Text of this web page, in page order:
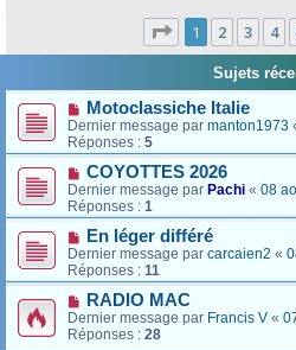
Page 1sur
1 2 3 4
Sujets
Motoclassiche Italie
Dernier message par manton1973
Réponses : 5
COYOTTES 2026
Dernier message par Pachi « 08
Réponses : 1
En léger différé
Dernier message par carcaien2 «
Réponses : 11
RADIO MAC
Dernier message par Francis V «
Réponses : 28